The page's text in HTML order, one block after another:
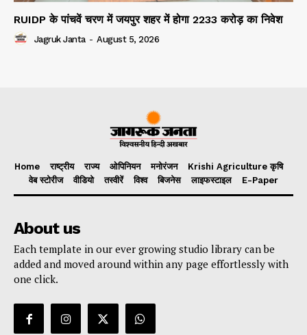
RUIDP के पांचवें चरण में जयपुर शहर में होगा 2233 करोड़ का निवेश
Jagruk Janta - August 5, 2026
Home राष्ट्रीय राज्य ओपिनियन मनोरंजन
Krishi Agriculture कृषि
वेब स्टोरीज
वीडियो तस्वीरें विश्व बिजनेस लाइफस्टाइल E-Paper
About us
Each template in our ever growing studio library can be
added and moved around within any page effortlessly with
one click.